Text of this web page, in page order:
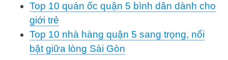
Top 10 quán ốc quận 5 bình dân dành cho
giới trẻ
Top 10 nhà hàng quận 5 sang trọng, nổi
bật giữa lòng Sài Gòn